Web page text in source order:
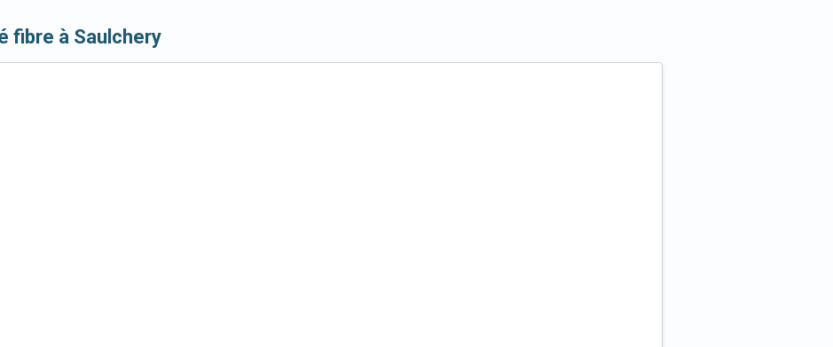
fibre à Saulchery